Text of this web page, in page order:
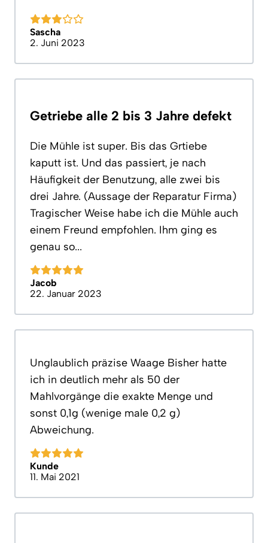
Sascha
2. Juni 2023
Getriebe alle 2 bis 3 Jahre defekt
Die Mühle ist super. Bis das Grtiebe
kaputt ist. Und das passiert, je nach
Häufigkeit der Benutzung, alle zwei bis
drei Jahre. (Aussage der Reparatur Firma)
Tragischer Weise habe ich die Mühle auch
einem Freund empfohlen. Ihm ging es
genau so...
Jacob
22. Januar 2023
Unglaublich präzise Waage Bisher hatte
ich in deutlich mehr als 50 der
Mahlvorgänge die exakte Menge und
sonst 0,1g (wenige male 0,2 g)
Abweichung.
Kunde
11. Mai 2021